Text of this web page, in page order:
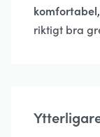
riktigt bra